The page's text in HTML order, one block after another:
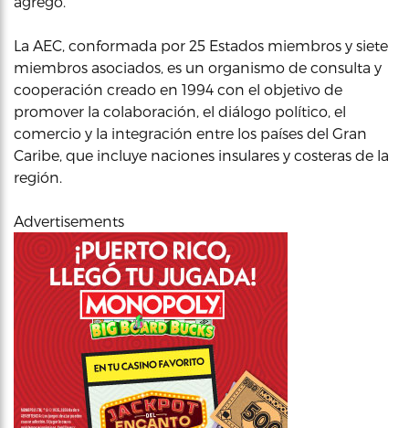
La AEC, conformada por 25 Estados miembros y siete
miembros asociados, es un organismo de consulta y
cooperación creado en 1994 con el objetivo de
promover la colaboración, el diálogo político, el
comercio y la integración entre los países del Gran
Caribe, que incluye naciones insulares y costeras de la
región.
Advertisements